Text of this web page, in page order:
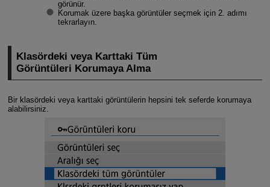
görünür.
Korumak üzere başka görüntüler seçmek için 2. adımı
tekrarlayın.
Klasördeki veya Karttaki Tüm
Görüntüleri Korumaya Alma
Bir klasördeki veya karttaki görüntülerin hepsini tek seferde korumaya
alabilirsiniz.